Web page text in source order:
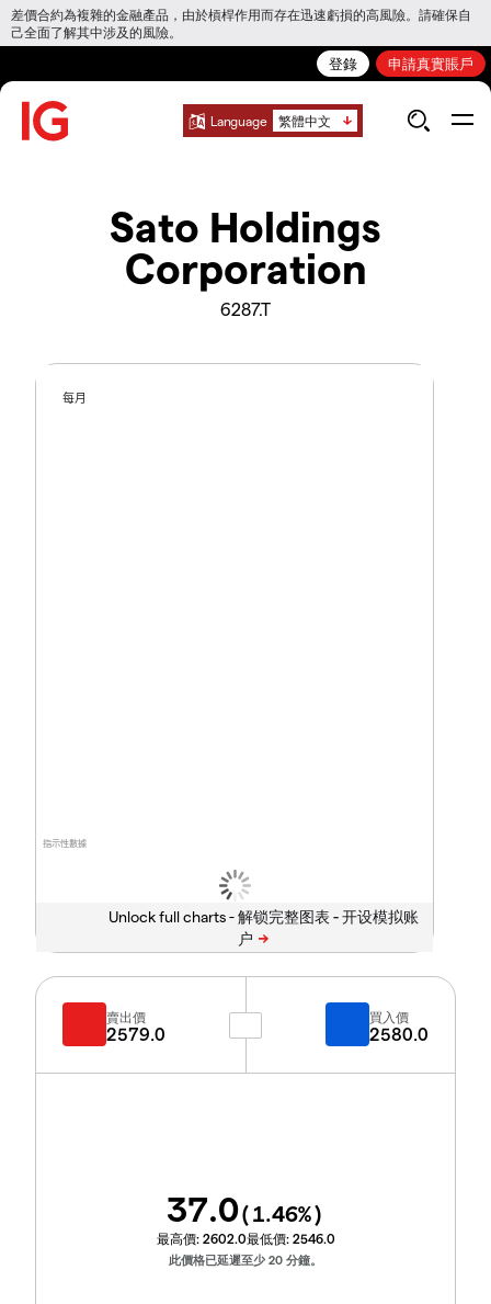
差價合約為複雜的金融產品，由於槓桿作用而存在迅速虧損的高風險。請確保自
己全面了解其中涉及的風險。
登錄 申請真實賬戶
Language 繁體中文
Sato Holdings
Corporation
6287.T
指示性數據
每月
Unlock full charts -
賣出價
2579.0
買入價
2580.0
37.0(1.46%)
最高價: 2602.0最低價: 2546.0
此價格已延遲至少 20 分鐘。